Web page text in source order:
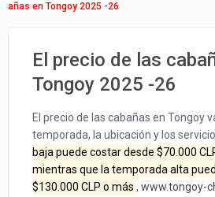
añas en Tongoy 2025 -26
El precio de las
Tongoy 2025 -26
El precio de las cabañas en Tongoy
temporada, la ubicación y los
baja puede costar desde $70.000
mientras que la temporada alta
$130.000 CLP o más , www.tongoy-